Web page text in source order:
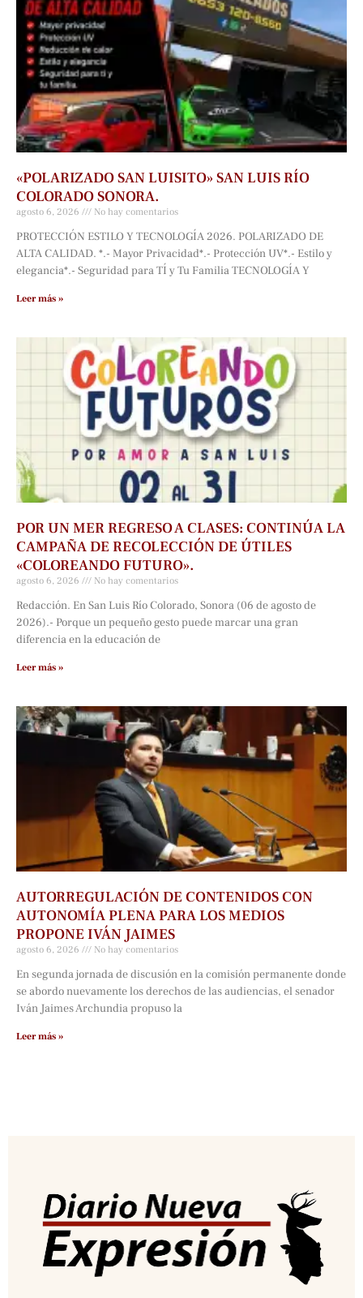
«POLARIZADO SAN LUISITO» SAN LUIS RÍO
COLORADO SONORA.
agosto 6, 2026 No hay comentarios
PROTECCIÓN ESTILO Y TECNOLOGÍA 2026. POLARIZADO DE
ALTA CALIDAD. *.- Mayor Privacidad*.- Protección UV*.- Estilo y
elegancia*.- Seguridad para TÍ y Tu Familia TECNOLOGÍA Y
Leer más »
POR UN MER REGRESO A CLASES: CONTINÚA LA
CAMPAÑA DE RECOLECCIÓN DE ÚTILES
«COLOREANDO FUTURO».
agosto 6, 2026 No hay comentarios
Redacción. En San Luis Río Colorado, Sonora (06 de agosto de
2026).- Porque un pequeño gesto puede marcar una gran
diferencia en la educación de
Leer más »
AUTORREGULACIÓN DE CONTENIDOS CON
AUTONOMÍA PLENA PARA LOS MEDIOS
PROPONE IVÁN JAIMES
agosto 6, 2026 No hay comentarios
En segunda jornada de discusión en la comisión permanente donde
se abordo nuevamente los derechos de las audiencias, el senador
Iván Jaimes Archundia propuso la
Leer más »